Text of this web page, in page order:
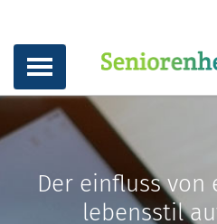
Der einfluss
lebensstil